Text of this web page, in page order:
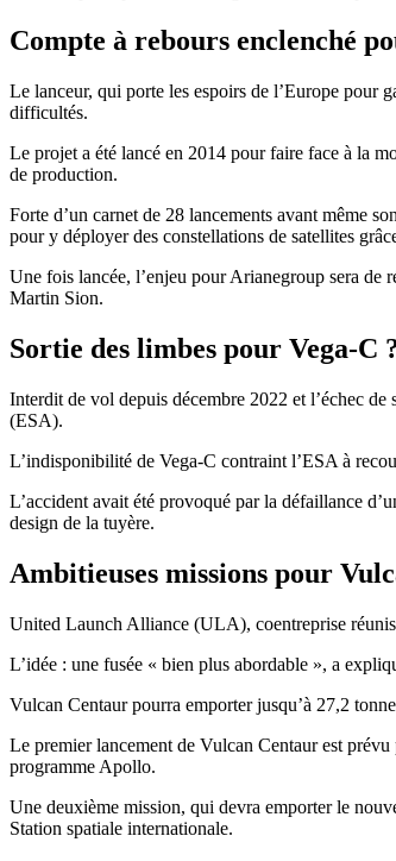
Compte à rebours enclenché
Le lanceur, qui porte les espoirs de l’Europe pour
difficultés.
Le projet a été lancé en 2014 pour faire face à la
de production.
Forte d’un carnet de 28 lancements avant même
pour y déployer des constellations de satellites
Une fois lancée, l’enjeu pour Arianegroup sera de
Martin Sion.
Sortie des limbes pour Vega-C
Interdit de vol depuis décembre 2022 et l’échec
(ESA).
L’indisponibilité de Vega-C contraint l’ESA à
L’accident avait été provoqué par la défaillance
design de la tuyère.
Ambitieuses missions pour
United Launch Alliance (ULA), coentreprise
L’idée : une fusée « bien plus abordable », a
Vulcan Centaur pourra emporter jusqu’à 27,2
Le premier lancement de Vulcan Centaur est
programme Apollo.
Une deuxième mission, qui devra emporter le
Station spatiale internationale.